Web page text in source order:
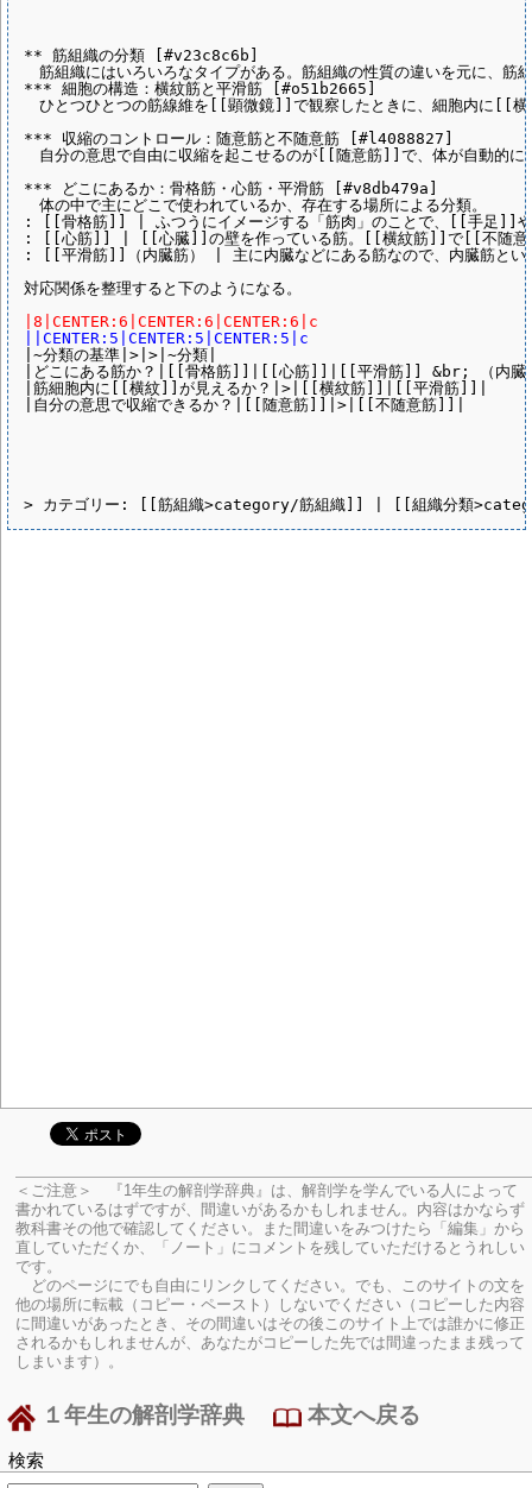
** 筋組織の分類 [#v23c8c6b]
筋組織にはいろいろなタイプがある。筋組織の性質の違いを元に、筋
*** 細胞の構造：横紋筋と平滑筋 [#o51b2665]
ひとつひとつの筋線維を[[顕微鏡]]で観察したときに、細胞内に[[
*** 収縮のコントロール：随意筋と不随意筋 [#l4088827]
自分の意思で自由に収縮を起こせるのが[[随意筋]]で、体が自動的
*** どこにあるか：骨格筋・心筋・平滑筋 [#v8db479a]
体の中で主にどこで使われているか、存在する場所による分類。
: [[骨格筋]] | ふつうにイメージする「筋肉」のことで、[[手足]]や[[
: [[心筋]] | [[心臓]]の壁を作っている筋。[[横紋筋]]で[[不随意筋]]であ
: [[平滑筋]]（内臓筋） | 主に内臓などにある筋なので、内臓筋と
対応関係を整理すると下のようになる。
|8|CENTER:6|CENTER:6|CENTER:6|c
||CENTER:5|CENTER:5|CENTER:5|c
|~分類の基準|>|>|~分類|
|どこにある筋か？|[[骨格筋]]|[[心筋]]|[[平滑筋]] &br; （内臓
|筋細胞内に[[横紋]]が見えるか？|>|[[横紋筋]]|[[平滑筋]]|
|自分の意思で収縮できるか？|[[随意筋]]|>|[[不随意筋]]|
＜ご注意＞ 『1年生の解剖学辞典』は、解剖学を学んでいる人によって
書かれているはずですが、間違いがあるかもしれません。内容はかならず
教科書その他で確認してください。
また間違いをみつけたら「編集」から
直していただくか、「ノート」にコメントを残していただけるとうれしい
です。
どのページにでも自由にリンクしてください。でも、このサイトの文を
他の場所に転載（コピー・ペースト）しないでください（コピーした内容
に間違いがあったとき、その間違いはその後このサイト上では誰かに修正
されるかもしれませんが、あなたがコピーした先では間違ったまま残って
しまいます）。
１年生の解剖学辞典 本文へ戻る
検索